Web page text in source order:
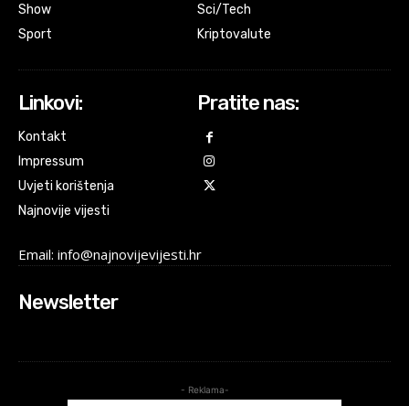
Show
Sport
Sci/Tech
Kriptovalute
Linkovi:
Kontakt
Impressum
Uvjeti korištenja
Najnovije vijesti
Pratite nas:
Email: info@najnovijevijesti.hr
Newsletter
- Reklama-